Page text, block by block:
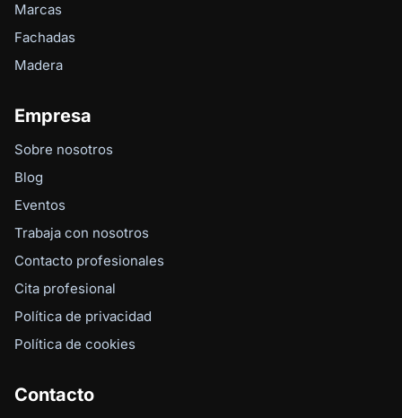
Marcas
Fachadas
Madera
Empresa
Sobre nosotros
Blog
Eventos
Trabaja con nosotros
Contacto profesionales
Cita profesional
Política de privacidad
Política de cookies
Contacto